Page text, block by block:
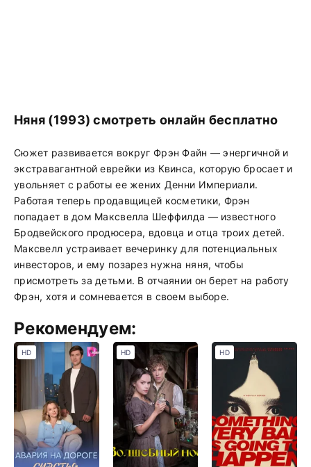
Няня (1993) смотреть онлайн бесплатно
Сюжет развивается вокруг Фрэн Файн — энергичной и
экстравагантной еврейки из Квинса, которую бросает и
увольняет с работы ее жених Денни Империали.
Работая теперь продавщицей косметики, Фрэн
попадает в дом Максвелла Шеффилда — известного
Бродвейского продюсера, вдовца и отца троих детей.
Максвелл устраивает вечеринку для потенциальных
инвесторов, и ему позарез нужна няня, чтобы
присмотреть за детьми. В отчаянии он берет на работу
Фрэн, хотя и сомневается в своем выборе.
Рекомендуем:
HD HD HD